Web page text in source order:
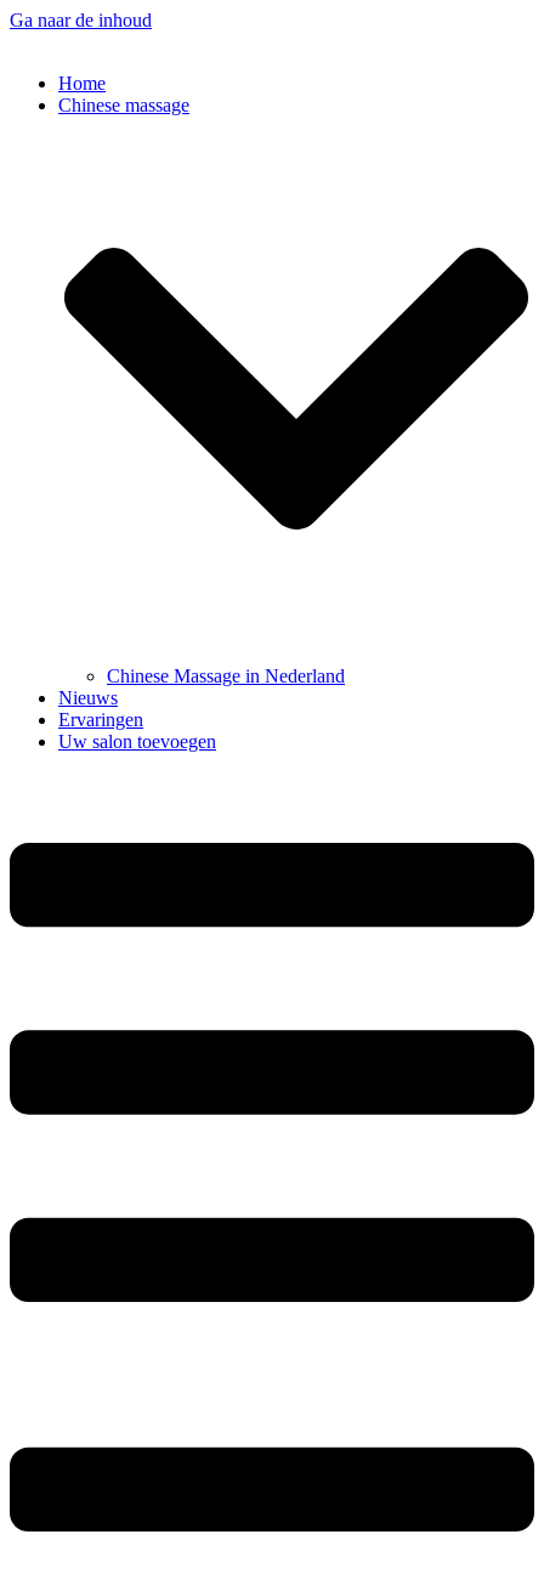
Ga naar de inhoud
Home
Chinese massage
Chinese Massage in Nederland
Nieuws
Ervaringen
Uw salon toevoegen